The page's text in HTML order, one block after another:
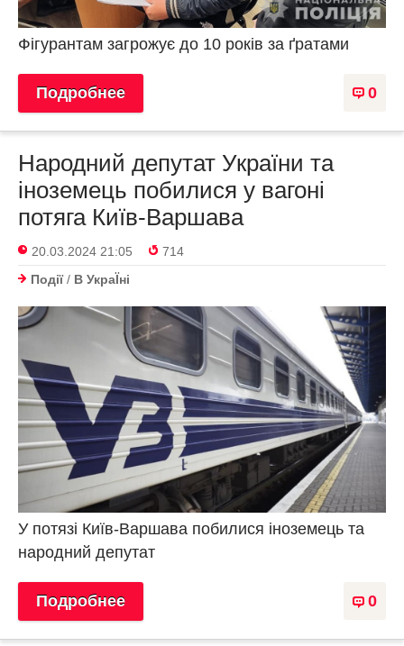
Фігурантам загрожує до 10 років за ґратами
0
Подробнее
Народний депутат України та
іноземець побилися у вагоні
потяга Київ-Варшава
20.03.2024 21:05
714
Події/ В УкраЇнi
У потязі Київ-Варшава побилися іноземець та
народний депутат
0
Подробнее